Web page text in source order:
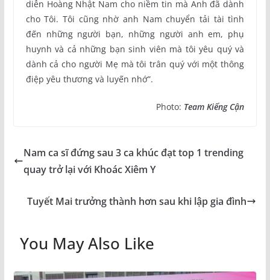
diễn Hoàng Nhật Nam cho niềm tin mà Anh đã dành
cho Tôi. Tôi cũng nhờ anh Nam chuyển tải tài tình
đến những người bạn, những người anh em, phụ
huynh và cả những bạn sinh viên mà tôi yêu quý và
dành cả cho người Mẹ mà tôi trân quý với một thông
điệp yêu thương và luyến nhớ”.
Photo: Team Kiếng Cận
Nam ca sĩ đứng sau 3 ca khúc đạt top 1 trending
quay trở lại với Khoác Xiêm Y
Tuyết Mai trưởng thành hơn sau khi lập gia đình
You May Also Like